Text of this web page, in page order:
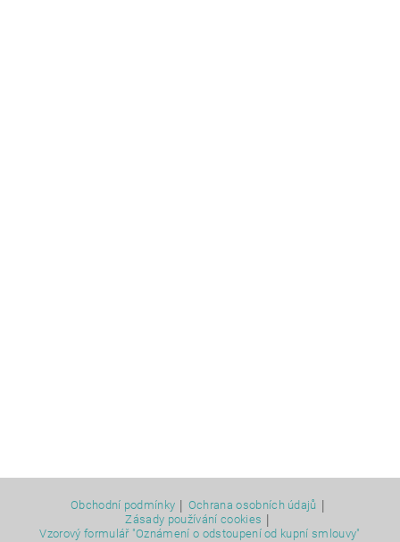
Obchodní podmínky | Ochrana osobních údajů |
Zásady používání cookies |
Vzorový formulář "Oznámení o odstoupení od kupní smlouvy"